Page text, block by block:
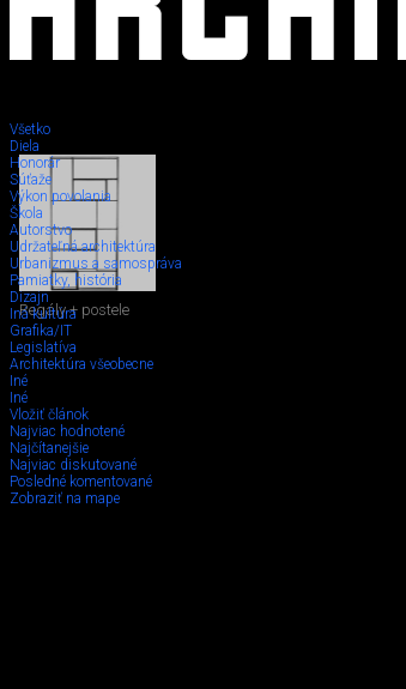
Všetko
Diela
Honorár
Súťaže
Výkon povolania
Škola
Autorstvo
Udržateľná architektúra
Urbanizmus a samospráva
Pamiatky, história
Dizajn
Iná kultúra
Grafika/IT
Legislatíva
Architektúra všeobecne
Iné
Iné
Vložiť článok
Najviac hodnotené
Najčítanejšie
Najviac diskutované
Posledné komentované
Zobraziť na mape
Regály + postele